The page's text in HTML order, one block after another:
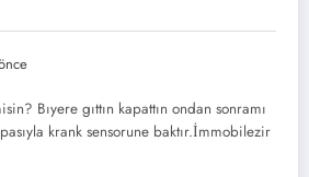
Bıyere gıttın kapattın ondan sonramı
krank sensorune baktır.İmmobilezir